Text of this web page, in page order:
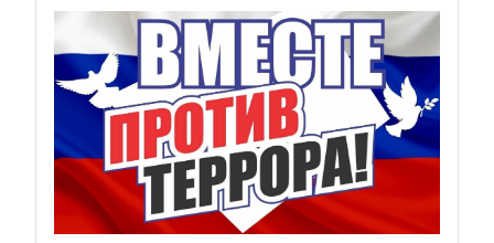
Previous Next